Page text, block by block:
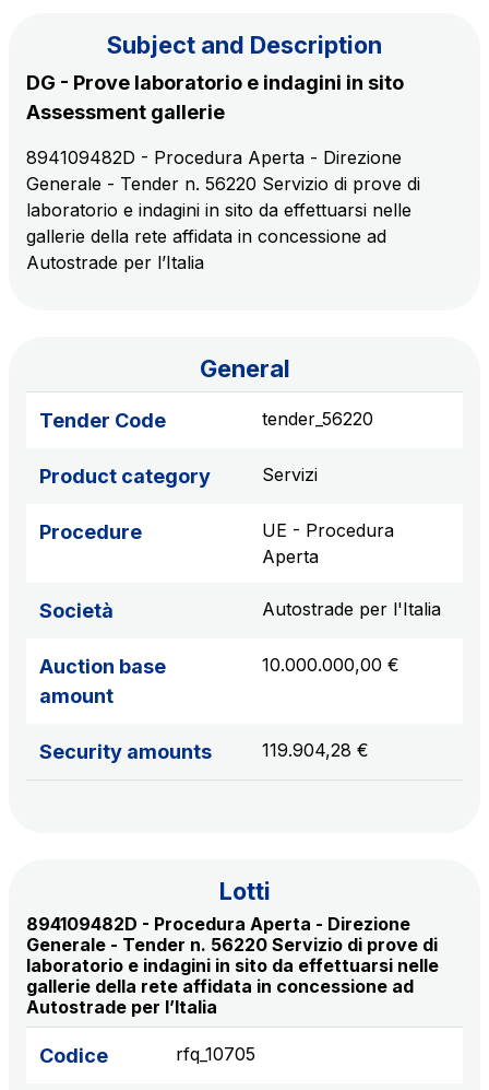
The Group
The technology operator for the integration of
Intelligent Transport Systems solutions
Tecne
Autostrade per l'Italia Group's engineering company
Italy's leading company in the construction of
complex infrastructures
Production and sale of energy from renewable
AdMoving
Advertising spaces and services, event management
Administrative, general and property management
services
Società Italiana per il Traforo del Monte Bianco
S.p.A.
Network Km: 6
Concession expiring in 2050
Discover our App
Scan the QR Code with your mobile phone's
camera to download the App
Subject and Description
DG - Prove laboratorio e indagini in sito
Assessment gallerie
894109482D - Procedura Aperta - Direzione
Generale - Tender n. 56220 Servizio di prove di
laboratorio e indagini in sito da effettuarsi nelle
gallerie della rete affidata in concessione ad
Autostrade per l’Italia
General
Tender Code tender_56220
Product category Servizi
Procedure
UE - Procedura
Aperta
Società Autostrade per l'Italia
Auction base
amount
10.000.000,00 €
Security amounts 119.904,28 €
Lotti
894109482D - Procedura Aperta - Direzione
Generale - Tender n. 56220 Servizio di prove di
laboratorio e indagini in sito da effettuarsi nelle
gallerie della rete affidata in concessione ad
Autostrade per l’Italia
Codice rfq_10705